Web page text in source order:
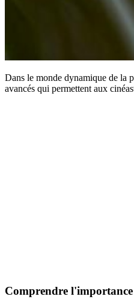
Dans le monde dynamique de la
avancés qui permettent aux
Comprendre l'importance